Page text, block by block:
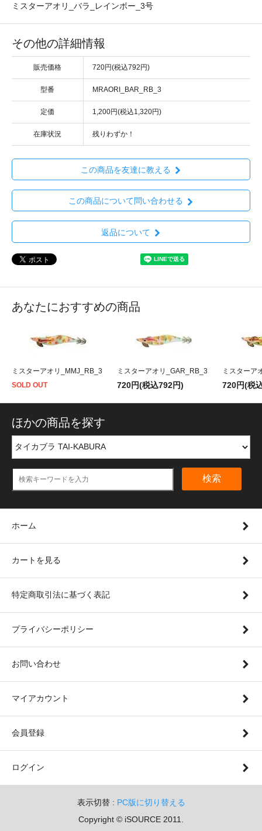
ミスターアオリ_バラ_レインボー_3号
その他の詳細情報
販売価格 720円(税込792円)
型番 MRAORI_BAR_RB_3
定価 1,200円(税込1,320円)
在庫状況 残りわずか！
この商品を友達に教える
この商品について問い合わせる
返品について
あなたにおすすめの商品
ミスターアオリ_MMJ_RB_3
SOLD OUT
ミスターアオリ_GAR_RB_3
720円(税込792円)
ミスターア
720円(税
ほかの商品を探す
検索
ホーム
カートを見る
特定商取引法に基づく表記
プライバシーポリシー
お問い合わせ
マイアカウント
会員登録
ログイン
表示切替 : PC版に切り替える
Copyright ©️ iSOURCE 2011.